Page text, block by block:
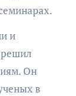
и
решил
Он
в